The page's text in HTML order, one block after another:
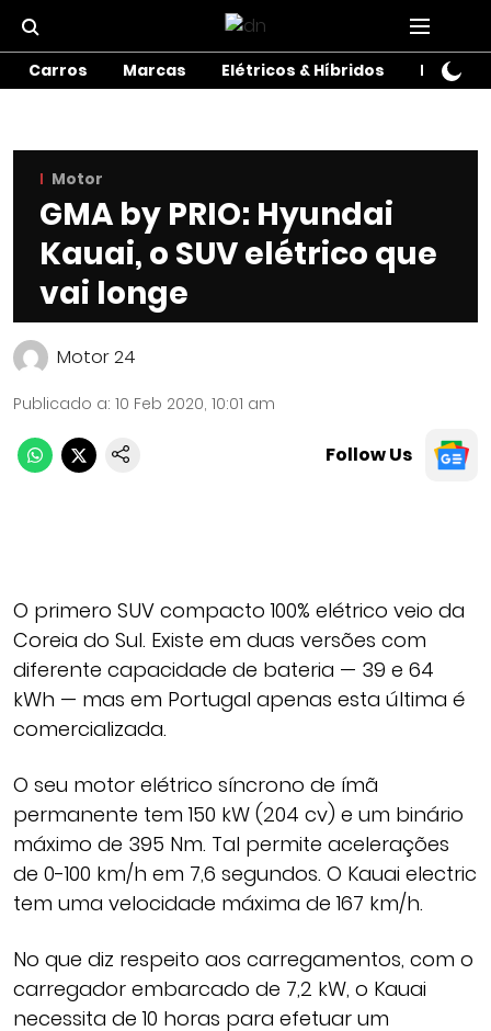
Carros Marcas Elétricos & Híbridos Motos
Motor
GMA by PRIO: Hyundai
Kauai, o SUV elétrico que
vai longe
Motor 24
Publicado a: 10 Feb 2020, 10:01 am
Follow Us
O primero SUV compacto 100% elétrico veio da
Coreia do Sul. Existe em duas versões com
diferente capacidade de bateria — 39 e 64
kWh — mas em Portugal apenas esta última é
comercializada.
O seu motor elétrico síncrono de ímã
permanente tem 150 kW (204 cv) e um binário
máximo de 395 Nm. Tal permite acelerações
de 0-100 km/h em 7,6 segundos. O Kauai electric
tem uma velocidade máxima de 167 km/h.
No que diz respeito aos carregamentos, com o
carregador embarcado de 7,2 kW, o Kauai
necessita de 10 horas para efetuar um